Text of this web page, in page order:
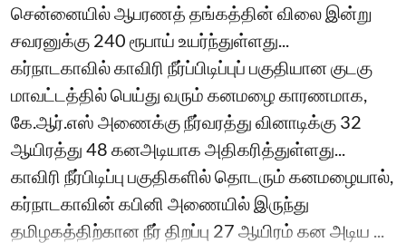
சென்னையில் ஆபரணத் தங்கத்தின் விலை இன்று
சவரனுக்கு 240 ரூபாய் உயர்ந்துள்ளது...
கர்நாடகாவில் காவிரி நீர்ப்பிடிப்புப் பகுதியான குடகு
மாவட்டத்தில் பெய்து வரும் கனமழை காரணமாக,
கே.ஆர்.எஸ் அணைக்கு நீர்வரத்து வினாடிக்கு 32
ஆயிரத்து 48 கனஅடியாக அதிகரித்துள்ளது...
காவிரி நீர்பிடிப்பு பகுதிகளில் தொடரும் கனமழையால்,
கர்நாடகாவின் கபினி அணையில் இருந்து
தமிழகத்திற்கான நீர் திறப்பு 27 ஆயிரம் கன அடிய ...